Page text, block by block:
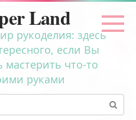
Land
рукоделия: здесь
если Вы
мастерить что-то
руками